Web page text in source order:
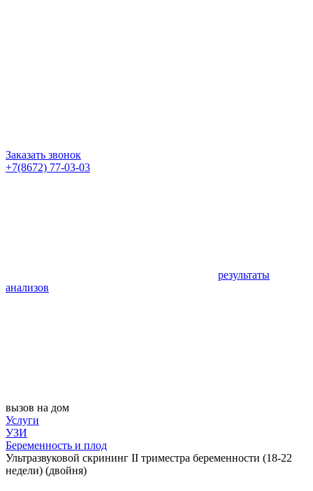
Заказать звонок
+7(8672) 77-03-03
результаты
анализов
вызов на дом
Услуги
УЗИ
Беременность и плод
Ультразвуковой скрининг II триместра беременности (18-22
недели) (двойня)